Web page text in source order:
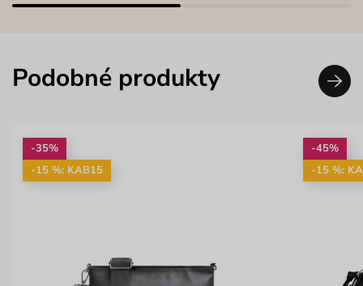
Podobné produkty
-35%
-15 %: KAB15
-45%
-15 %: